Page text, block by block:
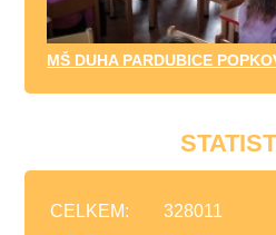
MŠ DUHA PARDUBICE
CELKEM:
328011